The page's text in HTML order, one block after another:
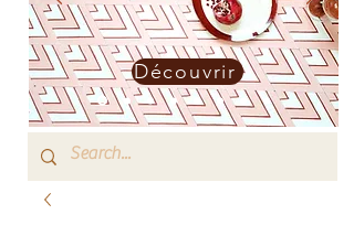
Découvrir